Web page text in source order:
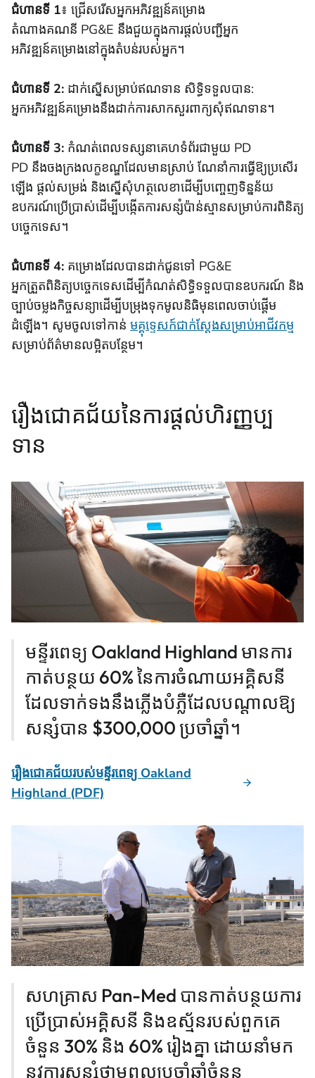
ជំហានទី 1៖ ជ្រើសរើសអ្នកអភិវឌ្ឍន៍គម្រោង
តំណាងគណនី PG&E នឹងជួយក្នុងការផ្តល់បញ្ជីអ្នក
អភិវឌ្ឍន៍គម្រោងនៅក្នុងតំបន់របស់អ្នក។
ជំហានទី 2: ដាក់ស្នើសម្រាប់ឥណទាន សិទ្ធិទទួលបាន:
អ្នកអភិវឌ្ឍន៍គម្រោងនឹងដាក់ការសាកសួរពាក្យសុំឥណទាន។
ជំហានទី 3: កំណត់ពេលទស្សនាគេហទំព័រជាមួយ PD
PD នឹងចងក្រងលក្ខខណ្ឌដែលមានស្រាប់ ណែនាំការធ្វើឱ្យប្រសើរ
ឡើង ផ្តល់សម្រង់ និងស្នើសុំហត្ថលេខាដើម្បីបញ្ចេញទិន្នន័យ
ឧបករណ៍ប្រើប្រាស់ដើម្បីបង្កើតការសន្សំប៉ាន់ស្មានសម្រាប់ការពិនិត្យ
បច្ចេកទេស។
ជំហានទី 4: គម្រោងដែលបានដាក់ជូនទៅ PG&E
អ្នកត្រួតពិនិត្យបច្ចេកទេសដើម្បីកំណត់សិទ្ធិទទួលបានឧបករណ៍ និង
ច្បាប់ចម្លងកិច្ចសន្យាដើម្បីបម្រុងទុកមូលនិធិមុនពេលចាប់ផ្តើម
ដំឡើង។ សូមចូលទៅកាន់ មគ្គុទ្ទេសក៍ជាក់ស្តែងសម្រាប់អាជីវកម្ម
សម្រាប់ព័ត៌មានលម្អិតបន្ថែម។
រឿងជោគជ័យនៃការផ្តល់ហិរញ្ញប្ប
ទាន
មន្ទីរពេទ្យ Oakland Highland មានការ
កាត់បន្ថយ 60% នៃការចំណាយអគ្គិសនី
ដែលទាក់ទងនឹងភ្លើងបំភ្លឺដែលបណ្តាលឱ្យ
សន្សំបាន $300,000 ប្រចាំឆ្នាំ។
រឿងជោគជ័យរបស់មន្ទីរពេទ្យ Oakland
Highland (PDF)
សហគ្រាស Pan-Med បានកាត់បន្ថយការ
ប្រើប្រាស់អគ្គិសនី និងឧស្ម័នរបស់ពួកគេ
ចំនួន 30% និង 60% រៀងគ្នា ដោយនាំមក
នូវការសន្សំថាមពលប្រចាំឆ្នាំចំនួន